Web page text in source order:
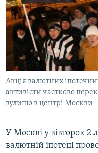
ДЕПОРТАЦІЯ
ВІДЕОУРОКИ «ELIFBE»
СВІДЧЕННЯ ОКУПАЦІЇ
УКРАЇНСЬКА ПРОБЛЕМА
ІНФОГРАФІКА
ЯК ОБІЙТИ
Русский
Qırımtatar
ДОЛУЧАЙСЯ!
Усі сайти RFE/RL
Акція валютних
активісти частково
вулицю в центрі Москви
У Москві у вівторок
валютній іпотеці